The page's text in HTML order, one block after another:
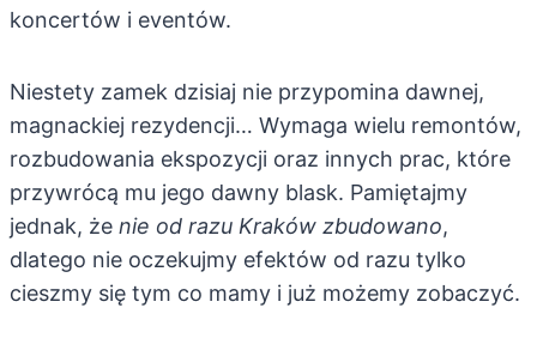
koncertów i eventów.
Niestety zamek dzisiaj nie przypomina dawnej,
magnackiej rezydencji… Wymaga wielu remontów,
rozbudowania ekspozycji oraz innych prac, które
przywrócą mu jego dawny blask. Pamiętajmy
jednak, że nie od razu Kraków zbudowano,
dlatego nie oczekujmy efektów od razu tylko
cieszmy się tym co mamy i już możemy zobaczyć.